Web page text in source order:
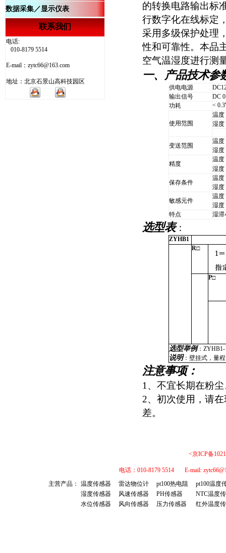
数据采集／显示仪表
联系我们
电话:
010-8179 5514
E-mail：zytc66@163.com
地址：北京石景山高科技园区
的转换电路输出标
行数字化在线标定
采用多级保护处理
性和可靠性。本品
空气温湿度进行测
一、产品技术参
供电电源
输出信号
DC
功耗
<
使用范围
温度
湿度
变送范围
温度
湿度
精度
温度
湿度
保存条件
温度
湿度
敏感元件
温度
湿度
特点
湿滞
选型表：
ZYHB1
R□
P□
选型举例： ZYHB1-
说明： 壁挂式，量
注意事项：
1、不宜长期在粉
2、初次使用，请
差。
<京ICP备
电话：010-8179 5514 E-mail:
主营产品：
温度传感器 雷达物位计 pt100热电阻
pt100温度
湿度传感器
风速传感器 PH传感器
NTC温度
水位传感器
风向传感器 压力传感器 红外温度